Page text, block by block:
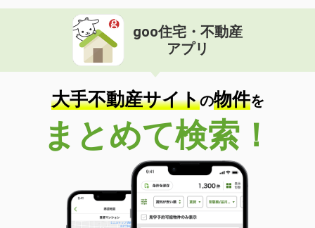
goo住宅・不動産
アプリ
大手不動産サイトの物件を
まとめて検索！